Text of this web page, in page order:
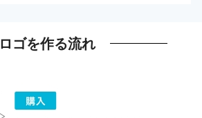
ロゴを作る流れ